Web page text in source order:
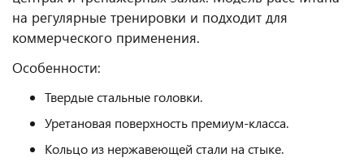
на регулярные тренировки и подходит для
коммерческого применения.
Особенности:
Твердые стальные головки.
Уретановая поверхность премиум-класса.
Кольцо из нержавеющей стали на стыке.